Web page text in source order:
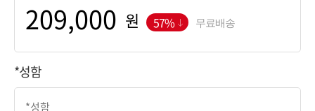
원 57% 무료배송
*성함